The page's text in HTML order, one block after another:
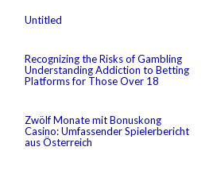
Untitled
Recognizing the Risks of Gambling
Understanding Addiction to Betting
Platforms for Those Over 18
Zwölf Monate mit Bonuskong
Casino: Umfassender Spielerbericht
aus Österreich